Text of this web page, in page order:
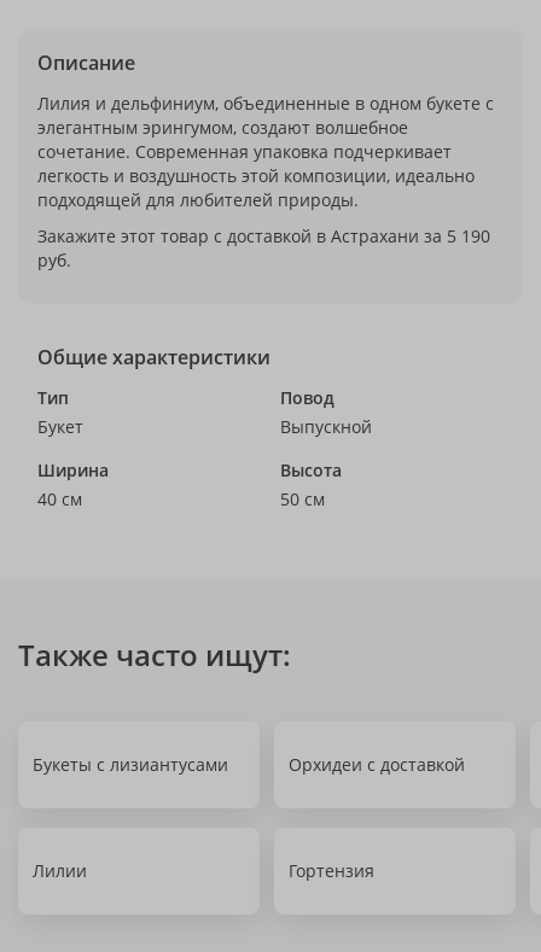
Описание
Лилия и дельфиниум, объединенные в одном букете с
элегантным эрингумом, создают волшебное
сочетание. Современная упаковка подчеркивает
легкость и воздушность этой композиции, идеально
подходящей для любителей природы.
Закажите этот товар с доставкой в Астрахани за 5 190
руб.
Общие характеристики
Тип
Букет
Повод
Выпускной
Ширина
40 см
Высота
50 см
Также часто ищут:
Букеты с лизиантусами Орхидеи с доставкой
Лилии Гортензия